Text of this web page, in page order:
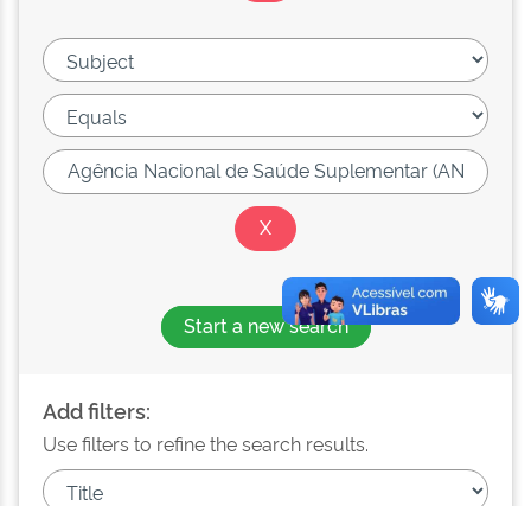
Start a new search
Add filters:
Use filters to refine the search results.